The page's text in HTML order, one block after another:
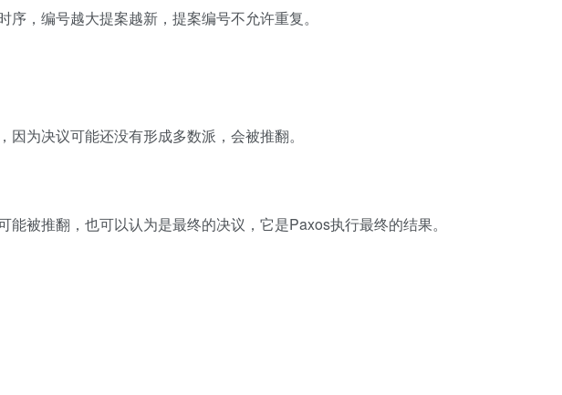
序，编号越大提案越新，提案编号不允许重复。
因为决议可能还没有形成多数派，会被推翻。
能被推翻，也可以认为是最终的决议，它是Paxos执行最终的结果。